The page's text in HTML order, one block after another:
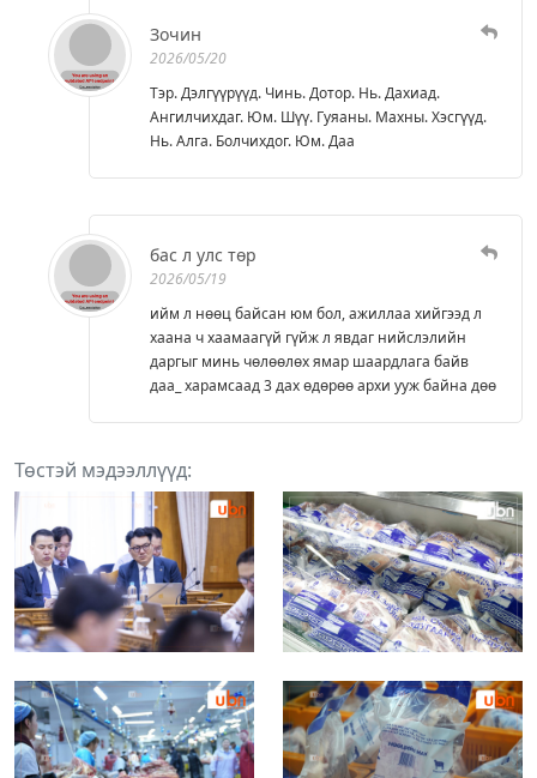
Зочин
2026/05/20
Тэр. Дэлгүүрүүд. Чинь. Дотор. Нь. Дахиад.
Ангилчихдаг. Юм. Шүү. Гуяаны. Махны. Хэсгүүд.
Нь. Алга. Болчихдог. Юм. Даа
бас л улс төр
2026/05/19
ийм л нөөц байсан юм бол, ажиллаа хийгээд л
хаана ч хаамаагүй гүйж л явдаг нийслэлийн
даргыг минь чөлөөлөх ямар шаардлага байв
даа_ харамсаад 3 дах өдөрөө архи ууж байна дөө
Төстэй мэдээллүүд: